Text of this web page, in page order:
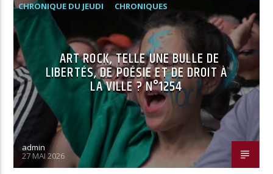
CHRONIQUE DU JEUDI CHRONIQUES
ART ROCK, TELLE UNE BULLE DE
LIBERTÉS, DE POÉSIE ET DE DROIT À
LA VILLE ? N°1254
admin
27 MAI 2026